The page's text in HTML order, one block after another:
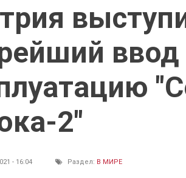
ввод
2"
- 16:04 Раздел: В МИРЕ